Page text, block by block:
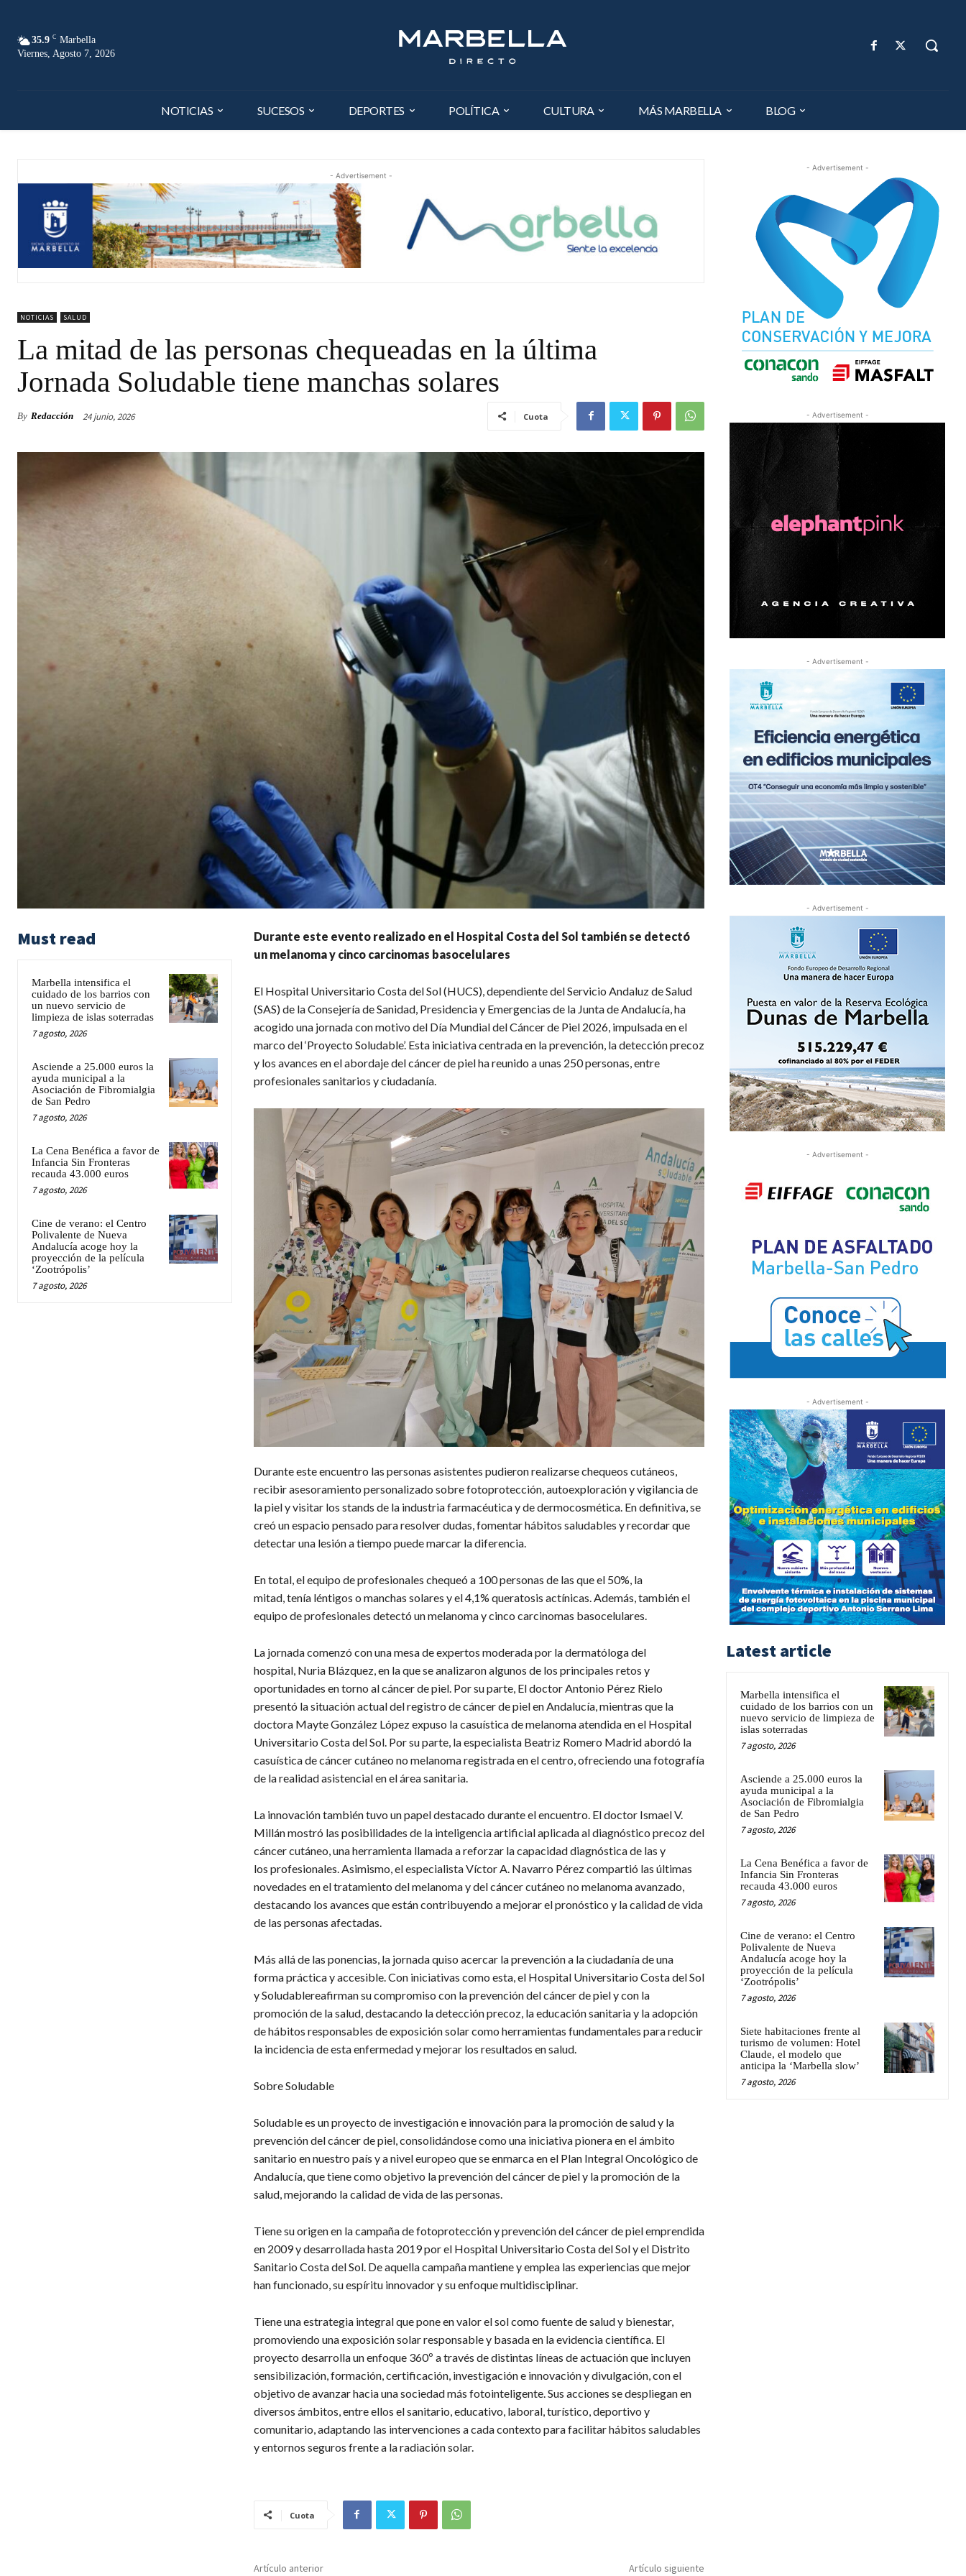
35.9 C Marbella
Viernes, Agosto 7, 2026
NOTICIAS SUCESOS DEPORTES POLÍTICA CULTURA MÁS MARBELLA BLOG
- Advertisement -
NOTICIAS SALUD
La mitad de las personas chequeadas en la última
Jornada Soludable tiene manchas solares
By Redacción 24 junio, 2026 Cuota
Must read
Marbella intensifica el
cuidado de los barrios con
un nuevo servicio de
limpieza de islas soterradas
7 agosto, 2026
Asciende a 25.000 euros la
ayuda municipal a la
Asociación de Fibromialgia
de San Pedro
7 agosto, 2026
La Cena Benéfica a favor de
Infancia Sin Fronteras
recauda 43.000 euros
7 agosto, 2026
Cine de verano: el Centro
Polivalente de Nueva
Andalucía acoge hoy la
proyección de la película
‘Zootrópolis’
7 agosto, 2026
Durante este evento realizado en el Hospital Costa del Sol también se detectó
un melanoma y cinco carcinomas basocelulares
El Hospital Universitario Costa del Sol (HUCS), dependiente del Servicio Andaluz de Salud
(SAS) de la Consejería de Sanidad, Presidencia y Emergencias de la Junta de Andalucía, ha
acogido una jornada con motivo del Día Mundial del Cáncer de Piel 2026, impulsada en el
marco del ‘Proyecto Soludable’. Esta iniciativa centrada en la prevención, la detección precoz
y los avances en el abordaje del cáncer de piel ha reunido a unas 250 personas, entre
profesionales sanitarios y ciudadanía.
Durante este encuentro las personas asistentes pudieron realizarse chequeos cutáneos,
recibir asesoramiento personalizado sobre fotoprotección, autoexploración y vigilancia de
la piel y visitar los stands de la industria farmacéutica y de dermocosmética. En definitiva, se
creó un espacio pensado para resolver dudas, fomentar hábitos saludables y recordar que
detectar una lesión a tiempo puede marcar la diferencia.
En total, el equipo de profesionales chequeó a 100 personas de las que el 50%, la
mitad, tenía léntigos o manchas solares y el 4,1% queratosis actínicas. Además, también el
equipo de profesionales detectó un melanoma y cinco carcinomas basocelulares.
La jornada comenzó con una mesa de expertos moderada por la dermatóloga del
hospital, Nuria Blázquez, en la que se analizaron algunos de los principales retos y
oportunidades en torno al cáncer de piel. Por su parte, El doctor Antonio Pérez Rielo
presentó la situación actual del registro de cáncer de piel en Andalucía, mientras que la
doctora Mayte González López expuso la casuística de melanoma atendida en el Hospital
Universitario Costa del Sol. Por su parte, la especialista Beatriz Romero Madrid abordó la
casuística de cáncer cutáneo no melanoma registrada en el centro, ofreciendo una fotografía
de la realidad asistencial en el área sanitaria.
La innovación también tuvo un papel destacado durante el encuentro. El doctor Ismael V.
Millán mostró las posibilidades de la inteligencia artificial aplicada al diagnóstico precoz del
cáncer cutáneo, una herramienta llamada a reforzar la capacidad diagnóstica de las y
los profesionales. Asimismo, el especialista Víctor A. Navarro Pérez compartió las últimas
novedades en el tratamiento del melanoma y del cáncer cutáneo no melanoma avanzado,
destacando los avances que están contribuyendo a mejorar el pronóstico y la calidad de vida
de las personas afectadas.
Más allá de las ponencias, la jornada quiso acercar la prevención a la ciudadanía de una
forma práctica y accesible. Con iniciativas como esta, el Hospital Universitario Costa del Sol
y Soludablereafirman su compromiso con la prevención del cáncer de piel y con la
promoción de la salud, destacando la detección precoz, la educación sanitaria y la adopción
de hábitos responsables de exposición solar como herramientas fundamentales para reducir
la incidencia de esta enfermedad y mejorar los resultados en salud.
Sobre Soludable
Soludable es un proyecto de investigación e innovación para la promoción de salud y la
prevención del cáncer de piel, consolidándose como una iniciativa pionera en el ámbito
sanitario en nuestro país y a nivel europeo que se enmarca en el Plan Integral Oncológico de
Andalucía, que tiene como objetivo la prevención del cáncer de piel y la promoción de la
salud, mejorando la calidad de vida de las personas.
Tiene su origen en la campaña de fotoprotección y prevención del cáncer de piel emprendida
en 2009 y desarrollada hasta 2019 por el Hospital Universitario Costa del Sol y el Distrito
Sanitario Costa del Sol. De aquella campaña mantiene y emplea las experiencias que mejor
han funcionado, su espíritu innovador y su enfoque multidisciplinar.
Tiene una estrategia integral que pone en valor el sol como fuente de salud y bienestar,
promoviendo una exposición solar responsable y basada en la evidencia científica. El
proyecto desarrolla un enfoque 360º a través de distintas líneas de actuación que incluyen
sensibilización, formación, certificación, investigación e innovación y divulgación, con el
objetivo de avanzar hacia una sociedad más fotointeligente. Sus acciones se despliegan en
diversos ámbitos, entre ellos el sanitario, educativo, laboral, turístico, deportivo y
comunitario, adaptando las intervenciones a cada contexto para facilitar hábitos saludables
y entornos seguros frente a la radiación solar.
Cuota
Artículo anterior Artículo siguiente
- Advertisement -
- Advertisement -
- Advertisement -
- Advertisement -
- Advertisement -
- Advertisement -
Latest article
Marbella intensifica el
cuidado de los barrios con un
nuevo servicio de limpieza de
islas soterradas
7 agosto, 2026
Asciende a 25.000 euros la
ayuda municipal a la
Asociación de Fibromialgia
de San Pedro
7 agosto, 2026
La Cena Benéfica a favor de
Infancia Sin Fronteras
recauda 43.000 euros
7 agosto, 2026
Cine de verano: el Centro
Polivalente de Nueva
Andalucía acoge hoy la
proyección de la película
‘Zootrópolis’
7 agosto, 2026
Siete habitaciones frente al
turismo de volumen: Hotel
Claude, el modelo que
anticipa la ‘Marbella slow’
7 agosto, 2026